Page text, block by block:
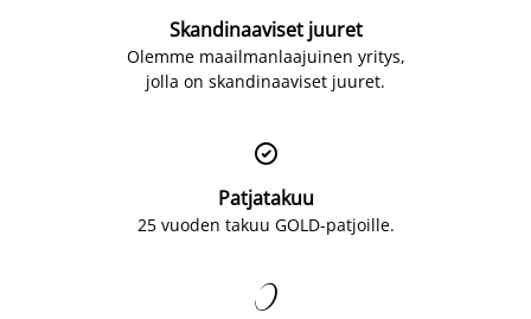
Skandinaaviset juuret
Olemme maailmanlaajuinen yritys,
jolla on skandinaaviset juuret.

Patjatakuu
25 vuoden takuu GOLD-patjoille.
